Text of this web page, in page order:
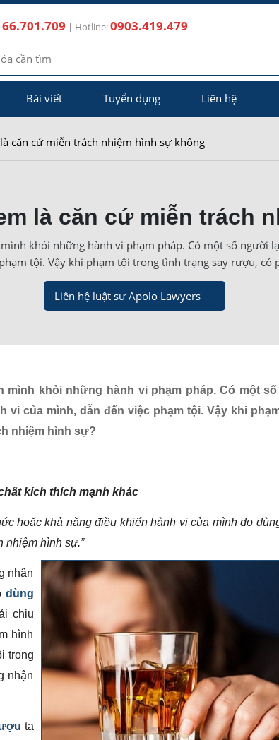
| Hotline:0903.419.479
Bài viết Tuyển dụng Liên hệ
căn cứ miễn trách nhiệm hình sự không
là căn cứ miễn trách
khỏi những hành vi phạm pháp. Có một số người
tội. Vậy khi phạm tội trong tình trạng say rượu, có
Liên hệ luật sư Apolo Lawyers
mình khỏi những hành vi phạm pháp. Có một
của mình, dẫn đến việc phạm tội. Vậy khi
nhiệm hình sự?
kích thích mạnh khác
hoặc khả năng điều khiển hành vi của mình do
nhiệm hình sự.”
nhận
dùng
chịu
hình
trong
nhận
ta